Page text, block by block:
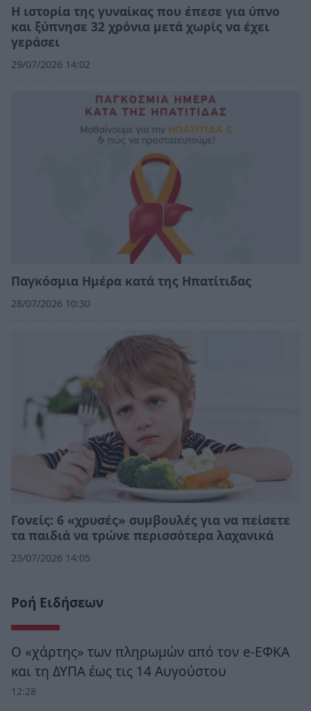
Η ιστορία της γυναίκας που έπεσε για ύπνο
και ξύπνησε 32 χρόνια μετά χωρίς να έχει
γεράσει
29/07/2026 14:02
Παγκόσμια Ημέρα κατά της Ηπατίτιδας
28/07/2026 10:30
Γονείς: 6 «χρυσές» συμβουλές για να πείσετε
τα παιδιά να τρώνε περισσότερα λαχανικά
23/07/2026 14:05
Ροή Ειδήσεων
Ο «χάρτης» των πληρωμών από τον e-ΕΦΚΑ
και τη ΔΥΠΑ έως τις 14 Αυγούστου
12:28